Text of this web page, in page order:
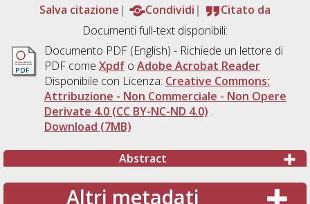
Salva citazione
Condividi
Citato da
Documenti full-text disponibili:
Documento PDF(English) - Richiede un lettore di
PDF come Xpdfo Adobe Acrobat Reader
Disponibile con Licenza: Creative Commons:
Attribuzione - Non Commerciale - Non Opere
Derivate 4.0 (CC BY-NC-ND 4.0) .
Download (7MB)
Abstract
Altri metadati